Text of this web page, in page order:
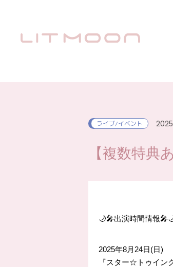
ライブ/イベント
【複数特
🌙🎤出演時間情報
2025年8月24日(日)
『スター☆トゥイン